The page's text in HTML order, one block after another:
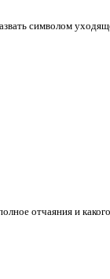
символом
отчаяния и